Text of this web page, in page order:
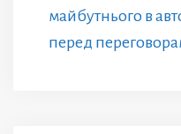
майбутнього в
перед